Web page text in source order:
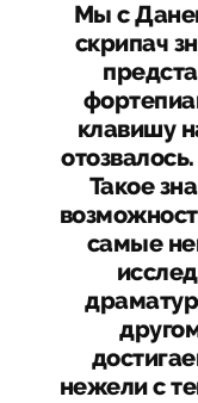
Мы с
скрипач
клавишу
Такое
самые
нежели с